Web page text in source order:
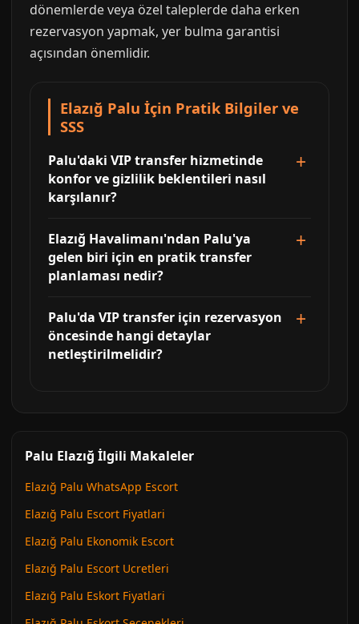
dönemlerde veya özel taleplerde daha erken
rezervasyon yapmak, yer bulma garantisi
açısından önemlidir.
Elazığ Palu İçin Pratik Bilgiler ve
SSS
Palu'daki VIP transfer hizmetinde
konfor ve gizlilik beklentileri nasıl
karşılanır?
Elazığ Havalimanı'ndan Palu'ya
gelen biri için en pratik transfer
planlaması nedir?
Palu'da VIP transfer için rezervasyon
öncesinde hangi detaylar
netleştirilmelidir?
Palu Elazığ İlgili Makaleler
Elazığ Palu WhatsApp Escort
Elazığ Palu Escort Fiyatlari
Elazığ Palu Ekonomik Escort
Elazığ Palu Escort Ucretleri
Elazığ Palu Eskort Fiyatlari